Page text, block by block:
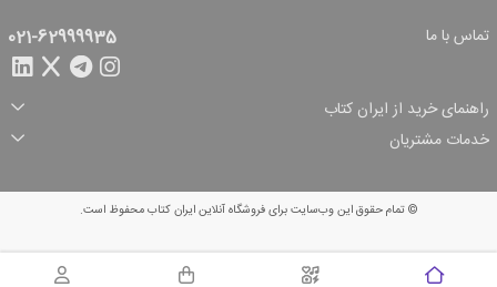
تماس با ما 021-62999935
راهنمای خرید از ایران کتاب
ثبت سفارش
شرایط ارسال سفارش
شیوه پرداخت
تخفیف‌های خرید
خدمات مشتریان
© تمام حقوق این وب‌سایت برای فروشگاه آنلاین ایران کتاب محفوظ است.
سبد خرید